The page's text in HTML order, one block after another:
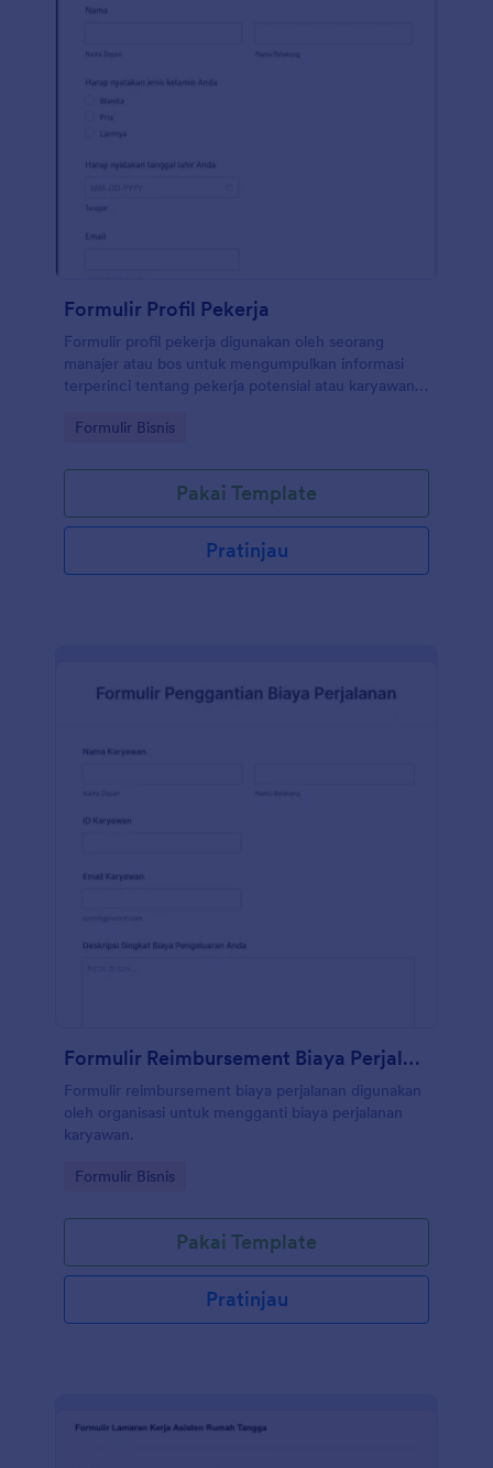
tata letak, dan menambahkan lebih banyak bidang
Formulir Profil Pekerja
Formulir profil pekerja digunakan oleh seorang
manajer atau bos untuk mengumpulkan informasi
terperinci tentang pekerja potensial atau karyawan
Go to Category:
Formulir Bisnis
Pakai Template
Pratinjau
Formulir Reimbursement Biaya Perjalanan
Formulir reimbursement biaya perjalanan digunakan
oleh organisasi untuk mengganti biaya perjalanan
karyawan.
Go to Category:
Formulir Bisnis
Pakai Template
Pratinjau